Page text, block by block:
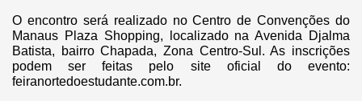
O encontro será realizado no Centro de Convenções do
Manaus Plaza Shopping, localizado na Avenida Djalma
Batista, bairro Chapada, Zona Centro-Sul. As inscrições
podem ser feitas pelo site oficial do evento:
feiranortedoestudante.com.br.